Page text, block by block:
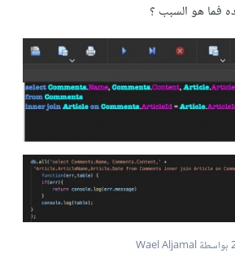
فما هو السبب ؟
بواسطة Wael Aljamal